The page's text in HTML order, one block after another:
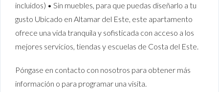
incluidos) • Sin muebles, para que puedas diseñarlo a tu
gusto Ubicado en Altamar del Este, este apartamento
ofrece una vida tranquila y sofisticada con acceso a los
mejores servicios, tiendas y escuelas de Costa del Este.
Póngase en contacto con nosotros para obtener más
información o para programar una visita.